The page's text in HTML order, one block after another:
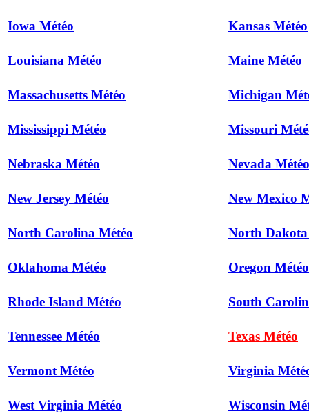
Iowa Météo Kansas Météo
Louisiana Météo Maine Météo
Massachusetts Météo Michigan
Mississippi Météo Missouri
Nebraska Météo Nevada Météo
New Jersey Météo New Mexico
North Carolina Météo North Dakota
Oklahoma Météo Oregon Météo
Rhode Island Météo South
Tennessee Météo Texas Météo
Vermont Météo Virginia
West Virginia Météo Wisconsin